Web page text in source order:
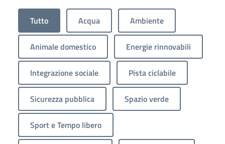
Tutto Acqua Ambiente
Animale domestico Energie rinnovabili
Integrazione sociale Pista ciclabile
Sicurezza pubblica Spazio verde
Sport e Tempo libero